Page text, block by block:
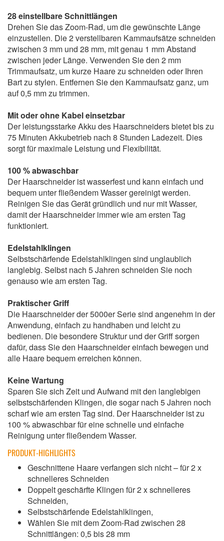
28 einstellbare Schnittlängen
Drehen Sie das Zoom-Rad, um die gewünschte Länge
einzustellen. Die 2 verstellbaren Kammaufsätze schneiden
zwischen 3 mm und 28 mm, mit genau 1 mm Abstand
zwischen jeder Länge. Verwenden Sie den 2 mm
Trimmaufsatz, um kurze Haare zu schneiden oder Ihren
Bart zu stylen. Entfernen Sie den Kammaufsatz ganz, um
auf 0,5 mm zu trimmen.
Mit oder ohne Kabel einsetzbar
Der leistungsstarke Akku des Haarschneiders bietet bis zu
75 Minuten Akkubetrieb nach 8 Stunden Ladezeit. Dies
sorgt für maximale Leistung und Flexibilität.
100 % abwaschbar
Der Haarschneider ist wasserfest und kann einfach und
bequem unter fließendem Wasser gereinigt werden.
Reinigen Sie das Gerät gründlich und nur mit Wasser,
damit der Haarschneider immer wie am ersten Tag
funktioniert.
Edelstahlklingen
Selbstschärfende Edelstahlklingen sind unglaublich
langlebig. Selbst nach 5 Jahren schneiden Sie noch
genauso wie am ersten Tag.
Praktischer Griff
Die Haarschneider der 5000er Serie sind angenehm in der
Anwendung, einfach zu handhaben und leicht zu
bedienen. Die besondere Struktur und der Griff sorgen
dafür, dass Sie den Haarschneider einfach bewegen und
alle Haare bequem erreichen können.
Keine Wartung
Sparen Sie sich Zeit und Aufwand mit den langlebigen
selbstschärfenden Klingen, die sogar nach 5 Jahren noch
scharf wie am ersten Tag sind. Der Haarschneider ist zu
100 % abwaschbar für eine schnelle und einfache
Reinigung unter fließendem Wasser.
PRODUKT-HIGHLIGHTS
Geschnittene Haare verfangen sich nicht – für 2 x
schnelleres Schneiden
Doppelt geschärfte Klingen für 2 x schnelleres
Schneiden,
Selbstschärfende Edelstahlklingen,
Wählen Sie mit dem Zoom-Rad zwischen 28
Schnittlängen: 0,5 bis 28 mm